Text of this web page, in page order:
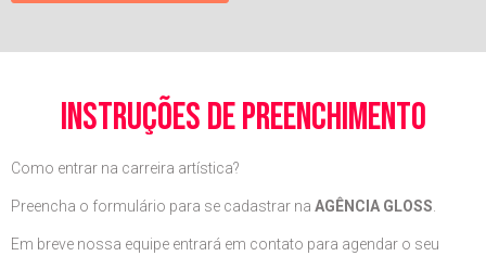
instruções de preenchimento
Como entrar na carreira artística?
Preencha o formulário para se cadastrar na AGÊNCIA GLOSS
Em breve nossa equipe entrará em contato para agendar o seu